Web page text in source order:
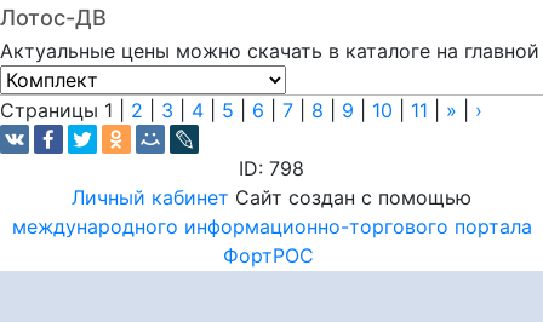
Лотос-ДВ
Актуальные цены можно скачать в каталоге на
Страницы 1 2 3 4 5 6 7 8 9 10 11 » ›
ID: 798
Личный кабинет Сайт создан с помощью
международного информационно-торгового портала
ФортРОС